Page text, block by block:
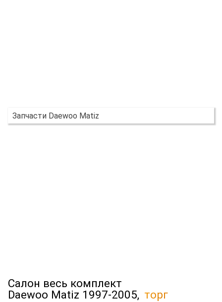
Запчасти Daewoo Matiz
Салон весь комплект
Daewoo Matiz 1997-2005, торг